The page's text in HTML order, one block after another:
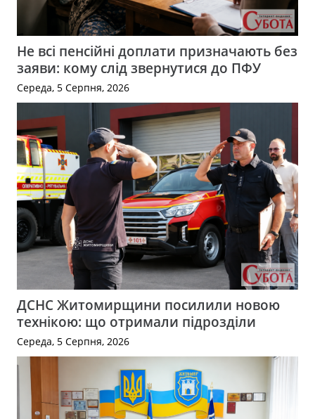
Не всі пенсійні доплати призначають без
заяви: кому слід звернутися до ПФУ
Середа, 5 Серпня, 2026
ДСНС Житомирщини посилили новою
технікою: що отримали підрозділи
Середа, 5 Серпня, 2026